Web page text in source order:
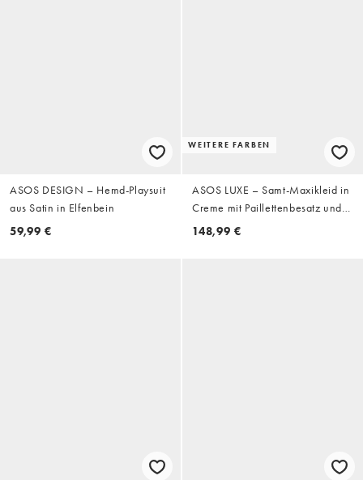
ASOS DESIGN – Hemd-Playsuit
aus Satin in Elfenbein
59,99 €
WEITERE FARBEN
ASOS LUXE – Samt-Maxikleid in
Creme mit Paillettenbesatz und
drapierter Taille
148,99 €